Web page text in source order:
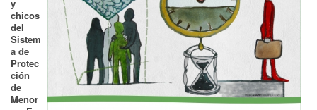
y
chicos
del
Sistem
a de
Protec
ción
de
Menor